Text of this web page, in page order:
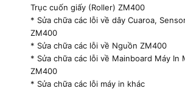
Trục cuốn giấy (Roller) ZM400
* Sửa chữa các lỗi về dây Cuaroa,
ZM400
* Sửa chữa các lỗi về Nguồn ZM400
* Sửa chữa các lỗi về Mainboard Máy In
ZM400
* Sửa chữa các lỗi máy in khác